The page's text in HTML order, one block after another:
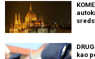
kao